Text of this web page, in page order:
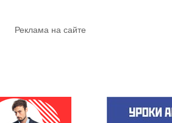
Реклама на сайте